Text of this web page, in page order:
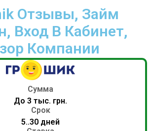
Отзывы, Займ
Вход В Кабинет,
Компании
Сумма
До 3 тыс. грн.
Срок
5..30 дней